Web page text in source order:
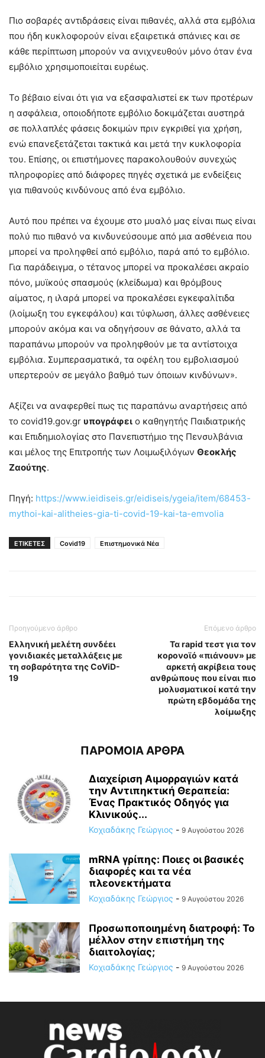
Πιο σοβαρές αντιδράσεις είναι πιθανές, αλλά στα εμβόλια
που ήδη κυκλοφορούν είναι εξαιρετικά σπάνιες και σε
κάθε περίπτωση μπορούν να ανιχνευθούν μόνο όταν ένα
εμβόλιο χρησιμοποιείται ευρέως.
Το βέβαιο είναι ότι για να εξασφαλιστεί εκ των προτέρων
η ασφάλεια, οποιοδήποτε εμβόλιο δοκιμάζεται αυστηρά
σε πολλαπλές φάσεις δοκιμών πριν εγκριθεί για χρήση,
ενώ επανεξετάζεται τακτικά και μετά την κυκλοφορία
του. Επίσης, οι επιστήμονες παρακολουθούν συνεχώς
πληροφορίες από διάφορες πηγές σχετικά με ενδείξεις
για πιθανούς κινδύνους από ένα εμβόλιο.
Αυτό που πρέπει να έχουμε στο μυαλό μας είναι πως είναι
πολύ πιο πιθανό να κινδυνεύσουμε από μια ασθένεια που
μπορεί να προληφθεί από εμβόλιο, παρά από το εμβόλιο.
Για παράδειγμα, ο τέτανος μπορεί να προκαλέσει ακραίο
πόνο, μυϊκούς σπασμούς (κλείδωμα) και θρόμβους
αίματος, η ιλαρά μπορεί να προκαλέσει εγκεφαλίτιδα
(λοίμωξη του εγκεφάλου) και τύφλωση, άλλες ασθένειες
μπορούν ακόμα και να οδηγήσουν σε θάνατο, αλλά τα
παραπάνω μπορούν να προληφθούν με τα αντίστοιχα
εμβόλια. Συμπερασματικά, τα οφέλη του εμβολιασμού
υπερτερούν σε μεγάλο βαθμό των όποιων κινδύνων».
Αξίζει να αναφερθεί πως τις παραπάνω αναρτήσεις από
το covid19.gov.gr υπογράφει ο καθηγητής Παιδιατρικής
και Επιδημιολογίας στο Πανεπιστήμιο της Πενσυλβάνια
και μέλος της Επιτροπής των Λοιμωξιλόγων Θεοκλής
Ζαούτης.
Πηγή: https://www.ieidiseis.gr/eidiseis/ygeia/item/68453-
mythoi-kai-alitheies-gia-ti-covid-19-kai-ta-emvolia
ΕΤΙΚΕΤΕΣ Covid19 Επιστημονικά Νέα
Προηγούμενο άρθρο
Ελληνική μελέτη συνδέει
γονιδιακές μεταλλάξεις με
τη σοβαρότητα της CoViD-
19
Επόμενο άρθρο
Τα rapid τεστ για τον
κορονοϊό «πιάνουν» με
αρκετή ακρίβεια τους
ανθρώπους που είναι πιο
μολυσματικοί κατά την
πρώτη εβδομάδα της
λοίμωξης
ΠΑΡΟΜΟΙΑ ΑΡΘΡΑ
Διαχείριση Αιμορραγιών κατά
την Αντιπηκτική Θεραπεία:
Ένας Πρακτικός Οδηγός για
Κλινικούς...
Κοχιαδάκης Γεώργιος - 9 Αυγούστου 2026
mRNA γρίπης: Ποιες οι βασικές
διαφορές και τα νέα
πλεονεκτήματα
Κοχιαδάκης Γεώργιος - 9 Αυγούστου 2026
Προσωποποιημένη διατροφή: Το
μέλλον στην επιστήμη της
διαιτολογίας;
Κοχιαδάκης Γεώργιος - 9 Αυγούστου 2026